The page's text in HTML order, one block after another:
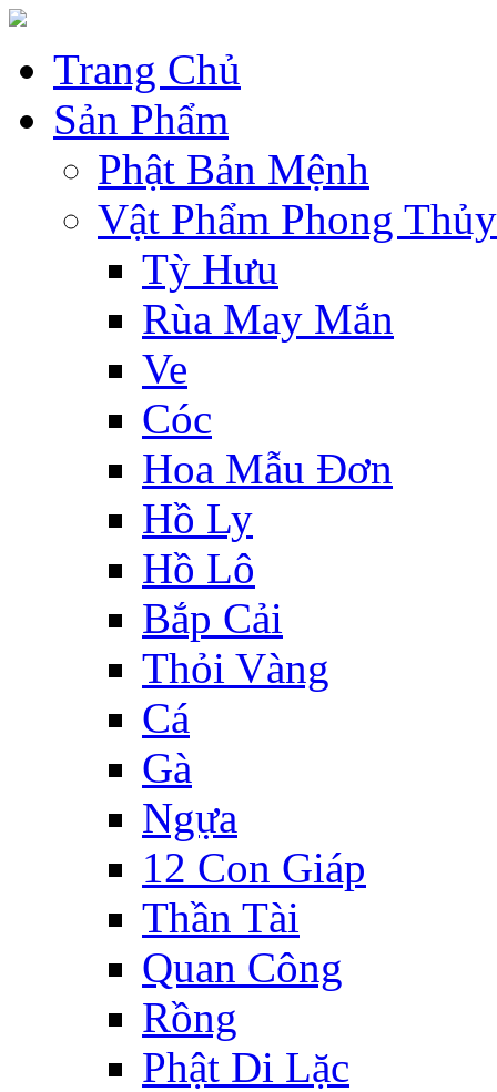
Trang Chủ
Sản Phẩm
Phật Bản Mệnh
Vật Phẩm Phong Thủy
Tỳ Hưu
Rùa May Mắn
Ve
Cóc
Hoa Mẫu Đơn
Hồ Ly
Hồ Lô
Bắp Cải
Thỏi Vàng
Cá
Gà
Ngựa
12 Con Giáp
Thần Tài
Quan Công
Rồng
Phật Di Lặc